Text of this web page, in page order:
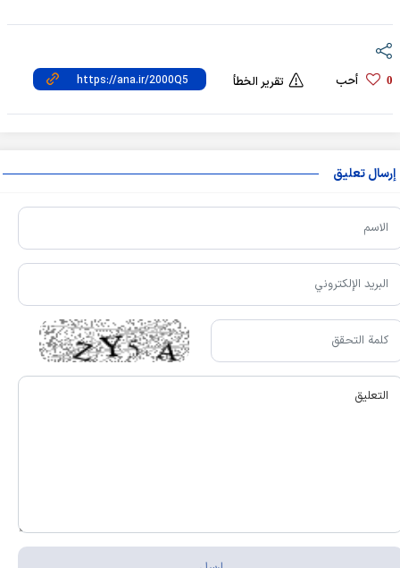
0 أحب تقرير الخطأ
إرسال تعليق